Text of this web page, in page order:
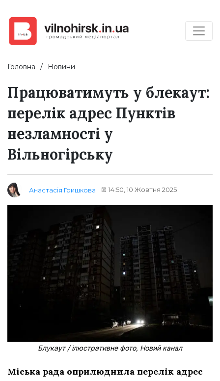
Головна Новини
Працюватимуть у блекаут:
перелік адрес Пунктів
незламності у
Вільногірську
Анастасія Гришкова 14:50, 10 Жовтня 2025
Блукаут / ілюстративне фото, Новий канал
Міська рада оприлюднила перелік адрес